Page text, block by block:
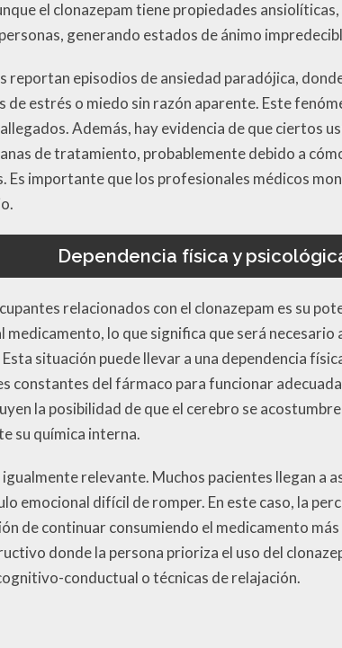
el clonazepam tiene propiedades
generando estados de ánimo
reportan episodios de ansiedad paradójica,
de estrés o miedo sin razón aparente. Este
Además, hay evidencia de que ciertos
de tratamiento, probablemente debido a
importante que los profesionales médicos
Dependencia física y
relacionados con el clonazepam es su
lo que significa que será necesario
situación puede llevar a una dependencia
constantes del fármaco para funcionar
la posibilidad de que el cerebro se
su química interna.
relevante. Muchos pacientes llegan a
emocional difícil de romper. En este caso, la
de continuar consumiendo el medicamento
donde la persona prioriza el uso del
conductual o técnicas de relajación.